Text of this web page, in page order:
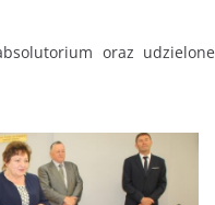
oraz udzielone